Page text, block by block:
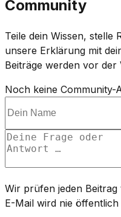
Community
Teile dein Wissen, stelle
unsere Erklärung mit
Beiträge werden vor
Noch keine Community-
Wir prüfen jeden
E-Mail wird nie öffentlich